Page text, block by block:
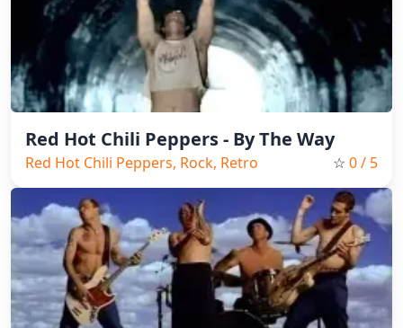
Red Hot Chili Peppers - By The Way
Red Hot Chili Peppers, Rock, Retro ☆ 0/ 5